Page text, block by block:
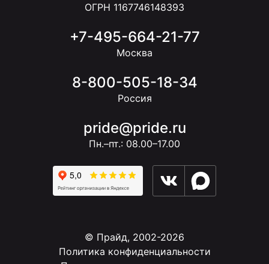
ОГРН 1167746148393
+7-495-664-21-77
Москва
8-800-505-18-34
Россия
pride@pride.ru
Пн.–пт.: 08.00–17.00
© Прайд, 2002-2026
Политика конфиденциальности